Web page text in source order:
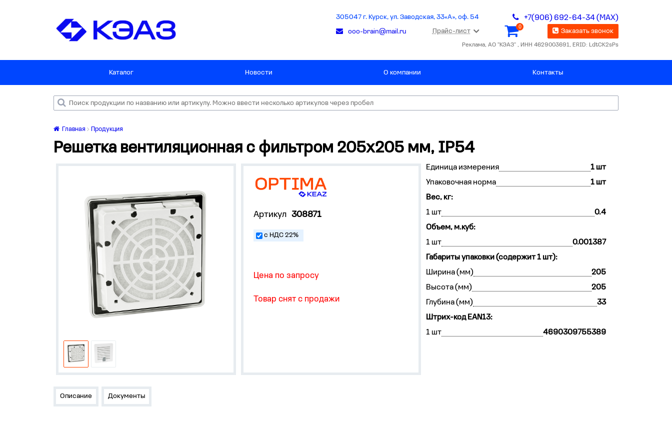
305047 г. Курск, ул. Заводская, 33«А», оф. 54 +7(906) 692-64-34 (MAX)
ooo-brain@mail.ru Прайс-лист
0
Заказать звонок
Реклама, АО "КЭАЗ" , ИНН 4629003691, ERID: LdtCK2sPs
Каталог Новости О компании Контакты
Главная Продукция
Решетка вентиляционная с фильтром 205х205 мм, IP54
Артикул 308871
с НДС 22%
Цена по запросу
Товар снят с продажи
Единица измерения
1 шт
Упаковочная норма
1 шт
Вес, кг:
1 шт
0.4
Объем, м.куб:
1 шт
0.001387
Габариты упаковки (содержит 1 шт):
Ширина (мм)
205
Высота (мм)
205
Глубина (мм)
33
Штрих-код EAN13:
1 шт
4690309755389
Описание Документы